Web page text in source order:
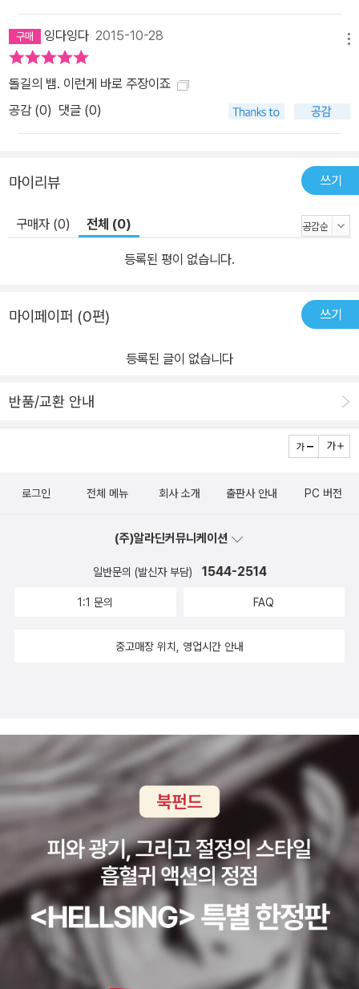
잉다잉다 2015-10-28
돌길의 뱀. 이런게 바로 주장이죠
공감 (0) 댓글 (0)
마이리뷰 쓰기
구매자 (0) 전체 (0)
등록된 평이 없습니다.
마이페이퍼 (0편) 쓰기
등록된 글이 없습니다
반품/교환 안내
로그인 전체 메뉴 회사 소개 출판사 안내 PC 버전
(주)알라딘커뮤니케이션
일반문의 (발신자 부담) 1544-2514
1:1 문의 FAQ
중고매장 위치, 영업시간 안내